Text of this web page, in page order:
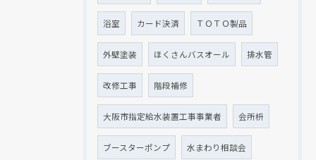
浴室 カード決済 ＴＯＴＯ製品
外壁塗装 ほくさんバスオール 排水管
改修工事 階段補修
大阪市指定給水装置工事事業者 会所枡
ブースターポンプ 水まわり相談会